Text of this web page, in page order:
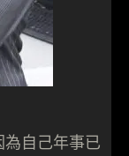
自己年事已